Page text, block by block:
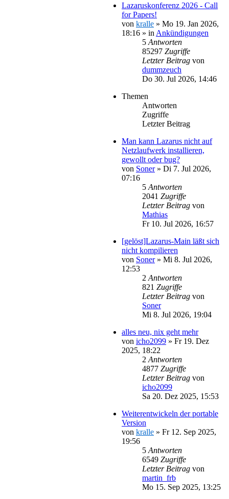
Lazaruskonferenz 2026 - Call
for Papers!
von kralle » Mo 19. Jan 2026,
18:16 » in Ankündigungen
5 Antworten
85297 Zugriffe
Letzter Beitrag von
dummzeuch
Do 30. Jul 2026, 14:46
Themen
Antworten
Zugriffe
Letzter Beitrag
Man kann Lazarus nicht auf
Netzlaufwerk installieren,
gewollt oder bug?
von Soner» Di 7. Jul 2026,
07:16
5 Antworten
2041 Zugriffe
Letzter Beitrag von
Mathias
Fr 10. Jul 2026, 16:57
[gelöst]Lazarus-Main läßt sich
nicht kompilieren
von Soner» Mi 8. Jul 2026,
12:53
2 Antworten
821 Zugriffe
Letzter Beitrag von
Soner
Mi 8. Jul 2026, 19:04
alles neu, nix geht mehr
von icho2099 » Fr 19. Dez
2025, 18:22
2 Antworten
4877 Zugriffe
Letzter Beitrag von
icho2099
Sa 20. Dez 2025, 15:53
Weiterentwickeln der portable
Version
von kralle » Fr 12. Sep 2025,
19:56
5 Antworten
6549 Zugriffe
Letzter Beitrag von
martin_frb
Mo 15. Sep 2025, 13:25